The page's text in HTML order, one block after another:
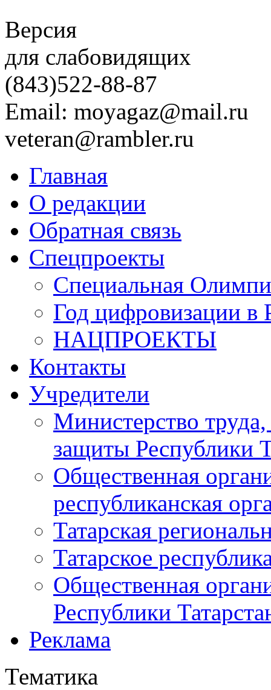
Версия
для слабовидящих
(843)522-88-87
Email: moyagaz@mail.ru
veteran@rambler.ru
Главная
О редакции
Обратная связь
Спецпроекты
Специальная
Год цифровизации в
НАЦПРОЕКТЫ
Контакты
Учредители
Министерство
защиты Республики
Общественная
республиканская
Татарская
Татарское
Общественная
Республики
Реклама
Тематика